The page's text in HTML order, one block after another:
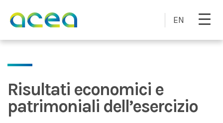
EN
Risultati economici e
patrimoniali dell’esercizio